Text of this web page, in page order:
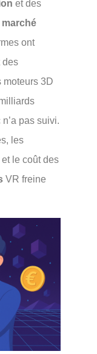
et des
marché
ont
des
moteurs 3D
pas suivi.
les
le coût des
VR freine